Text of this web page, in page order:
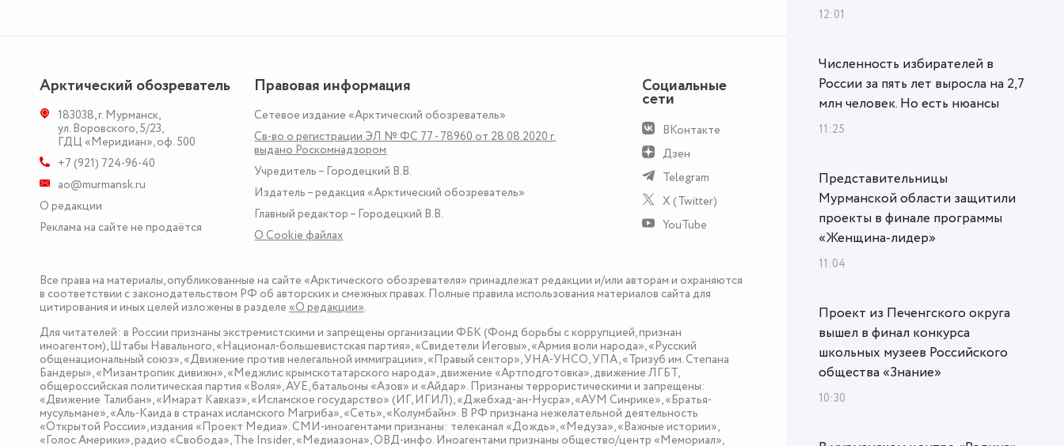
Арктический обозреватель
183038,г. Мурманск,
ул. Воровского, 5/23,
ГДЦ «Меридиан», оф. 500
+7 (921) 724-96-40
ao@murmansk.ru
О редакции
Реклама на сайте не продаётся
Правовая информация
Сетевое издание «Арктический обозреватель»
Св-во о регистрации ЭЛ № ФС 77 - 78960 от 28.08.2020 г.
выдано Роскомнадзором
Учредитель – Городецкий В.В.
Издатель – редакция «Арктический обозреватель»
Главный редактор – Городецкий В.В.
О Сookie файлах
Социальные
сети
ВКонтакте
Дзен
Telegram
X (Twitter)
YouTube
Все права на материалы, опубликованные на сайте «Арктического обозревателя» принадлежат редакции и/или авторам и охраняются
в соответствии с законодательством РФ об авторских и смежных правах. Полные правила использования материалов сайта для
цитирования и иных целей изложены в разделе«О редакции».
Для читателей: в России признаны экстремистскими и запрещены организации ФБК (Фонд борьбы с коррупцией, признан
иноагентом), Штабы Навального, «Национал-большевистская партия», «Свидетели Иеговы», «Армия воли народа», «Русский
общенациональный союз», «Движение против нелегальной иммиграции», «Правый сектор», УНА-УНСО, УПА, «Тризуб им. Степана
Бандеры», «Мизантропик дивижн», «Меджлис крымскотатарского народа», движение «Артподготовка», движение ЛГБТ,
общероссийская политическая партия «Воля», АУЕ, батальоны «Азов» и «Айдар». Признаны террористическими и запрещены:
«Движение Талибан», «Имарат Кавказ», «Исламское государство» (ИГ, ИГИЛ), «Джебхад-ан-Нусра», «АУМ Синрике», «Братья-
мусульмане», «Аль-Каида в странах исламского Магриба», «Сеть», «Колумбайн». В РФ признана нежелательной деятельность
«Открытой России», издания «Проект Медиа». СМИ-иноагентами признаны: телеканал «Дождь», «Медуза», «Важные истории»,
«Голос Америки», радио «Свобода», The Insider, «Медиазона», ОВД-инфо. Иноагентами признаны общество/центр «Мемориал»,
12:01
Численность избирателей в
России за пять лет выросла на 2,7
млн человек. Но есть нюансы
11:25
Представительницы
Мурманской области защитили
проекты в финале программы
«Женщина‑лидер»
11:04
Проект из Печенгского округа
вышел в финал конкурса
школьных музеев Российского
общества «Знание»
10:30